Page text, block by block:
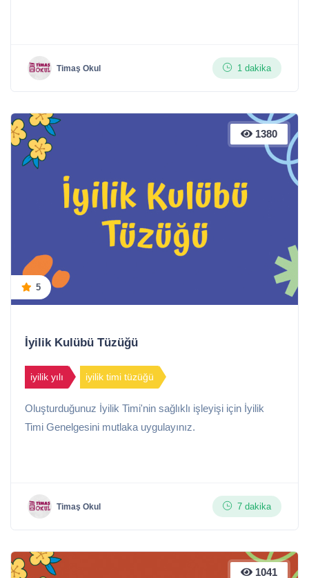
Timaş Okul 1 dakika
1380
5
İyilik Kulübü Tüzüğü
iyilik yılı iyilik timi tüzüğü
Oluşturduğunuz İyilik Timi'nin sağlıklı işleyişi için İyilik
Timi Genelgesini mutlaka uygulayınız.
Timaş Okul 7 dakika
1041